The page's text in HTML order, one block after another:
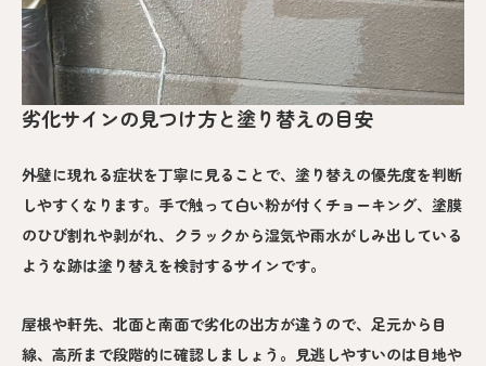
劣化サインの見つけ方と塗り替えの目安
外壁に現れる症状を丁寧に見ることで、塗り替えの優先度を判断
しやすくなります。手で触って白い粉が付くチョーキング、塗膜
のひび割れや剥がれ、クラックから湿気や雨水がしみ出している
ような跡は塗り替えを検討するサインです。
屋根や軒先、北面と南面で劣化の出方が違うので、足元から目
線、高所まで段階的に確認しましょう。見逃しやすいのは目地や